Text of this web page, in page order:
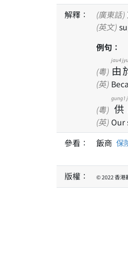
解釋：
(廣東話)
(英文)
例句：
(粵) 由
jau4
(英)
(粵) 供
gung1
(英) Our
參看：
飯商 保
版權： © 2022 香港